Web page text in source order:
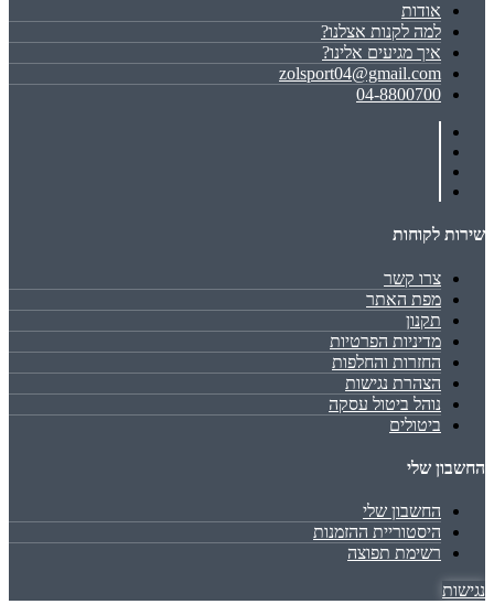
אודות
למה לקנות אצלנו?
איך מגיעים אלינו?
zolsport04@gmail.com
04-8800700
שירות לקוחות
צרו קשר
מפת האתר
תקנון
מדיניות הפרטיות
החזרות והחלפות
הצהרת נגישות
נוהל ביטול עסקה
ביטולים
החשבון שלי
החשבון שלי
היסטוריית ההזמנות
רשימת תפוצה
נגישות